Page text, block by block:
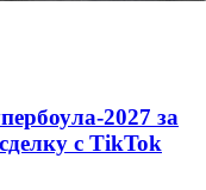
2027 за
с TikTok